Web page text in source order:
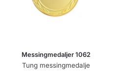
Messingmedaljer 1062
Tung messingmedalje